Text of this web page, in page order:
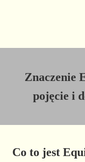
Znaczenie
pojęcie i
Co to jest